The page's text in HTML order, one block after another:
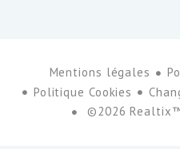
Mentions légales
Politique Cookies
©2026